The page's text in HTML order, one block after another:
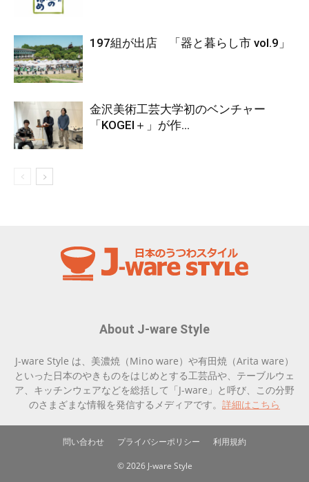
197組が出店 「器と暮らし市 vol.9」
金沢美術工芸大学初のベンチャー
「KOGEI＋」が作...
About J-ware Style
J-ware Style は、美濃焼（Mino ware）や有田焼（Arita ware）
といった日本のやきものをはじめとする工芸品や、テーブルウェ
ア、キッチンウェアなどを総括して「J-ware」と呼び、この分野
のさまざまな情報を発信するメディアです。 詳細はこちら
問い合わせ プライバシーポリシー 利用規約
© 2026 J-ware Style